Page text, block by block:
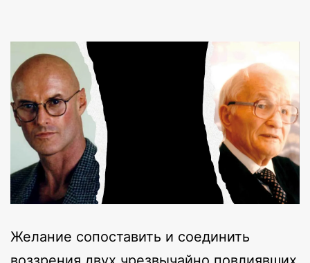
Желание сопоставить и соединить